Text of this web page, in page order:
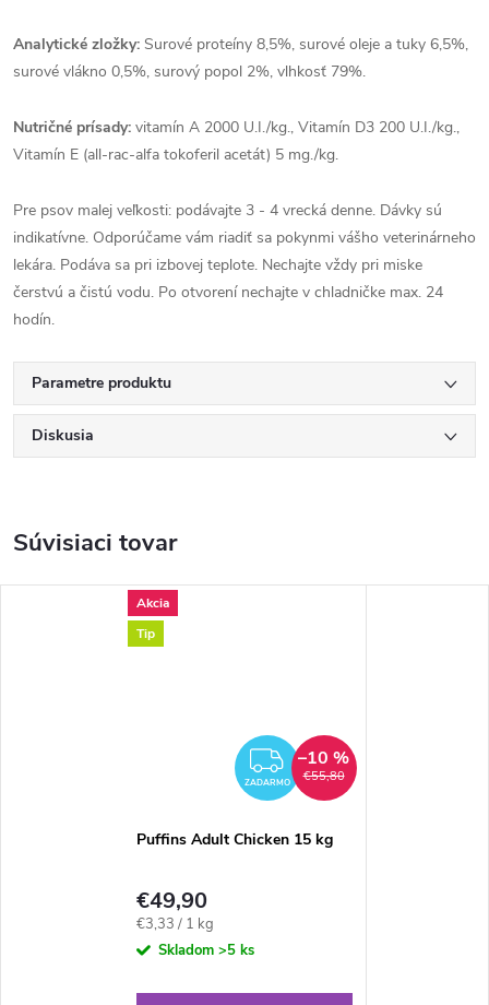
Analytické zložky: Surové proteíny 8,5%, surové oleje a tuky 6,5%,
surové vlákno 0,5%, surový popol 2%, vlhkosť 79%.
Nutričné prísady: vitamín A 2000 U.I./kg., Vitamín D3 200 U.I./kg.,
Vitamín E (all-rac-alfa tokoferil acetát) 5 mg./kg.
Pre psov malej veľkosti: podávajte 3 - 4 vrecká denne. Dávky sú
indikatívne. Odporúčame vám riadiť sa pokynmi vášho veterinárneho
lekára. Podáva sa pri izbovej teplote. Nechajte vždy pri miske
čerstvú a čistú vodu. Po otvorení nechajte v chladničke max. 24
hodín.
Parametre produktu
Diskusia
Súvisiaci tovar
Akcia
Tip
ZADARMO
ZADARMO €55,80
–10 %
Puffins Adult Chicken 15 kg
€49,90
Jednotková
cena:
€3,33 / 1 kg
Skladom >5 ks